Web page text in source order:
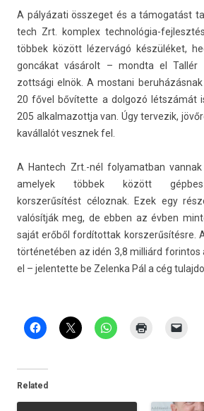
A pályázati összeget és a támogatást
tech Zrt. komplex technológia-
többek között lézervágó készüléket,
goncákat vásárolt – mondta el Tallér
zottsági elnök. A mos­tani
20 fővel bővítette a dol­gozó létszámát
205 al­kal­mazottja van. Úgy ter­vezik,
kavál­lalót vesznek fel.
A Han­tech Zrt.-nél folyamat­ban
amelyek többek között
korszerűsítést céloz­nak. Ezek egy
valósítják meg, de ebben az évben
saját erőből for­dítot­tak korszerűsítés­re.
történetében az idén 3,8 milliárd forin­tos
el – jelen­tette be Zelen­ka Pál a cég
Related